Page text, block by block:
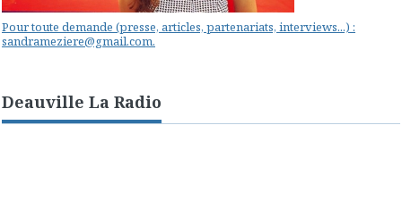
Pour toute demande (presse, articles, partenariats, interviews...) :
sandrameziere@gmail.com.
Deauville La Radio